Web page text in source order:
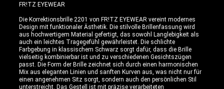
FR!TZ EYEWEAR
Die Korrektionsbrille 2201 von FR!TZ EYEWEAR vereint modernes
Design mit funktionaler Ästhetik. Die stilvolle Brillenfassung wird
aus hochwertigem Material gefertigt, das sowohl Langlebigkeit als
auch ein leichtes Tragegefühl gewährleistet. Die schlichte
Farbgebung in klassischem Schwarz sorgt dafür, dass die Brille
vielseitig kombinierbar ist und zu verschiedenen Gesichtszügen
passt. Die Form der Brille zeichnet sich durch einen harmonischen
Mix aus eleganten Linien und sanften Kurven aus, was nicht nur für
einen angenehmen Sitz sorgt, sondern auch den persönlichen Stil
unterstreicht. Das Gestell ist mit präzise verarbeiteten